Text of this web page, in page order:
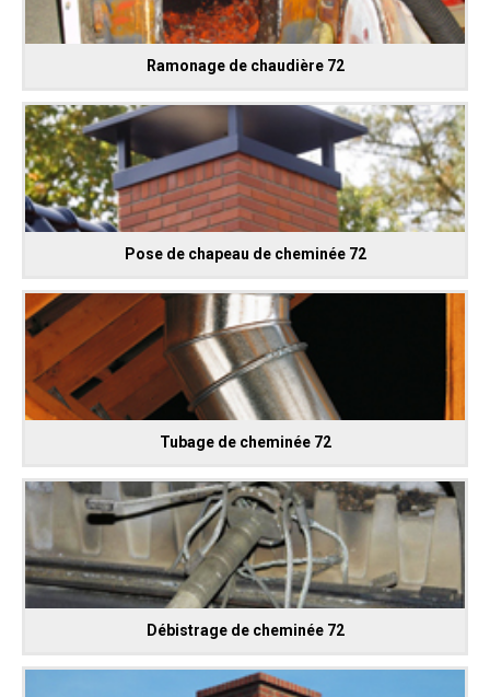
Ramonage de chaudière 72
Pose de chapeau de cheminée 72
Tubage de cheminée 72
Débistrage de cheminée 72